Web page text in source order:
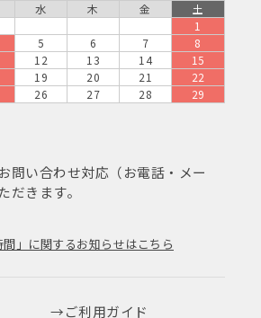
水 木 金
土
1
5 6 7
8
12 13 14
15
19 20 21
22
26 27 28
29
問い合わせ対応（お電話・メー
だきます。
」に関するお知らせはこちら
ご利用ガイド